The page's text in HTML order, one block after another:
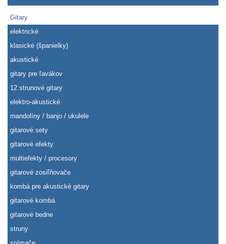
Gitary
elektrické
klasické (španielky)
akustické
gitary pre ľavákov
12 strunové gitary
elektro-akustické
mandolíny / banjo / ukulele
gitarové sety
gitarové efekty
multiefekty / procesory
gitarové zosiľňovače
kombá pre akustické gitary
gitarové kombá
gitarové bedne
struny